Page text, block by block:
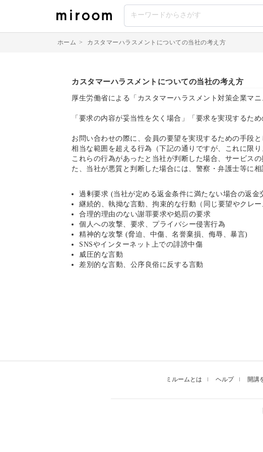
ホーム > カスタマーハラスメントについての当社の考え方
カスタマーハラスメントについての当社の考え方
厚生労働省による「カスタマーハラスメント対策企業マ
「要求の内容が妥当性を欠く場合」「要求を実現するた
お問い合わせの際に、会員の要望を実現するための手段
相当な範囲を超える行為（下記の通りですが、これに限
これらの行為があったと当社が判断した場合、サービス
た、当社が悪質と判断した場合には、警察・弁護士等に
過剰要求 (当社が定める返金条件に満たない場合の返
継続的、執拗な言動、拘束的な行動（同じ要望やクレ
合理的理由のない謝罪要求や処罰の要求
個人への攻撃、要求、プライバシー侵害行為
精神的な攻撃 (脅迫、中傷、名誉棄損、侮辱、暴言)
SNSやインターネット上での誹謗中傷
威圧的な言動
差別的な言動、公序良俗に反する言動
ミルームとは ヘルプ 開講